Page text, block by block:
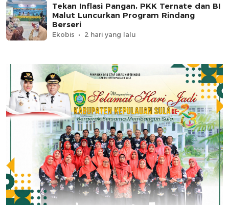
Tekan Inflasi Pangan, PKK Ternate dan BI
Malut Luncurkan Program Rindang
Berseri
Ekobis 2 hari yang lalu